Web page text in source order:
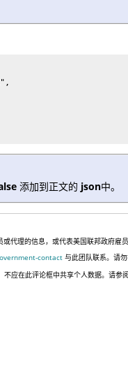
添加到正文的 json中。
代理的信息，或代表美国联邦政府雇
contact 与此团队联系。请勿
不应在此评论框中共享个人数据。请参